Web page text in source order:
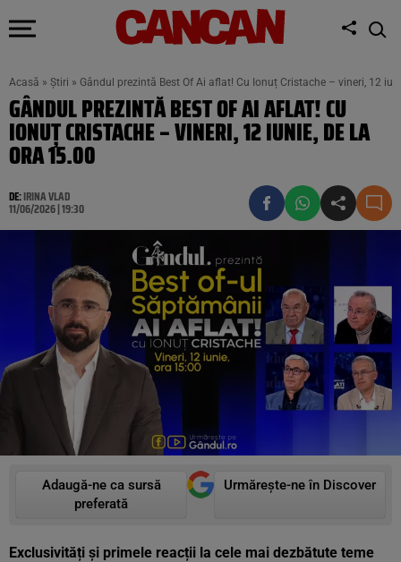
Acasă » Știri » Gândul prezintă Best Of Ai aflat! Cu Ionuț Cristache – vineri, 12
GÂNDUL PREZINTĂ BEST OF AI AFLAT! CU
IONUȚ CRISTACHE – VINERI, 12 IUNIE, DE LA
ORA 15.00
DE:IRINA VLAD
11/06/2026 | 19:30
Adaugă-ne ca sursă
preferată
Urmărește-ne în Discover
Exclusivități şi primele reacții la cele mai dezbătute teme